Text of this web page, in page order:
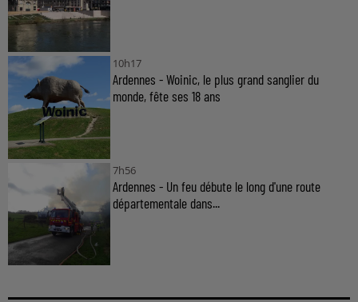
10h17
Ardennes - Woinic, le plus grand sanglier du
monde, fête ses 18 ans
7h56
Ardennes - Un feu débute le long d'une route
départementale dans...